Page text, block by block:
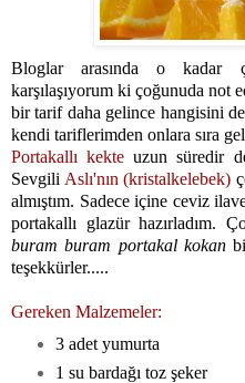
Bloglar arasında o kadar
karşılaşıyorum ki çoğunuda not
bir tarif daha gelince hangisini
kendi tariflerimden onlara sıra
Portakallı kekteuzun süredir
Sevgili Aslı'nın (kristalkelebek)
almıştım. Sadece içine ceviz
portakallı glazür hazırladım.
buram buram portakal kokan
teşekkürler.....
Gereken Malzemeler:
3 adet yumurta
1 su bardağı toz şeker